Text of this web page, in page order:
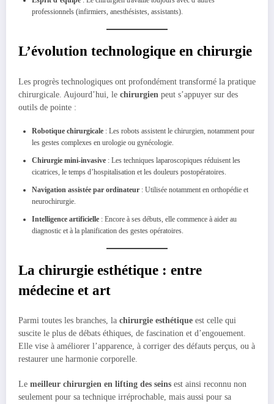
professionnels (infirmiers, anesthésistes, assistants).
L’évolution technologique en chirurgie
Les progrès technologiques ont profondément transformé la pratique
chirurgicale. Aujourd’hui, le chirurgien peut s’appuyer sur des
outils de pointe :
Robotique chirurgicale : Les robots assistent le chirurgien, notamment pour
les gestes complexes en urologie ou gynécologie.
Chirurgie mini-invasive : Les techniques laparoscopiques réduisent les
cicatrices, le temps d’hospitalisation et les douleurs postopératoires.
Navigation assistée par ordinateur : Utilisée notamment en orthopédie et
neurochirurgie.
Intelligence artificielle : Encore à ses débuts, elle commence à aider au
diagnostic et à la planification des gestes opératoires.
La chirurgie esthétique : entre
médecine et art
Parmi toutes les branches, la chirurgie esthétique est celle qui
suscite le plus de débats éthiques, de fascination et d’engouement.
Elle vise à améliorer l’apparence, à corriger des défauts perçus, ou à
restaurer une harmonie corporelle.
Le meilleur chirurgien en lifting des seins est ainsi reconnu non
seulement pour sa technique irréprochable, mais aussi pour sa